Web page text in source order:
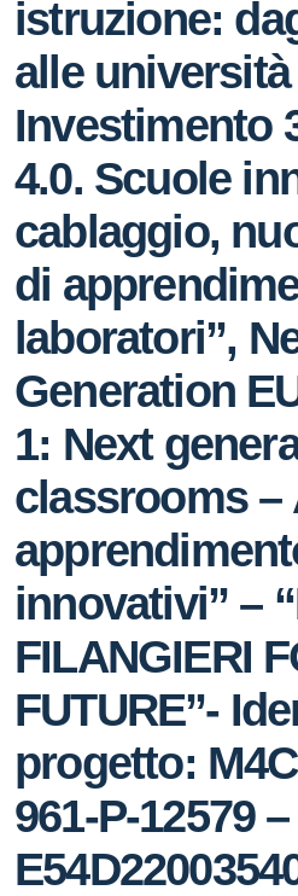
istruzione:
alle università
Investimento
4.0. Scuole
cablaggio,
di
laboratori”,
Generation
1: Next
classrooms –
innovativi” –
FILANGIERI
FUTURE”-
progetto:
961-P-12579 –